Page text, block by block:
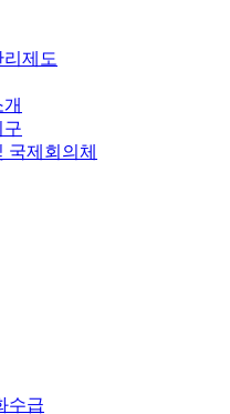
제도
구
국제회의체
수급